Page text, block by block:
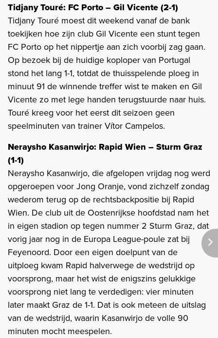
Tidjany Touré: FC Porto – Gil Vicente (2-1)
Tidjany Touré moest dit weekend vanaf de bank
toekijken hoe zijn club Gil Vicente een stunt tegen
FC Porto op het nippertje aan zich voorbij zag gaan.
Op bezoek bij de huidige koploper van Portugal
stond het lang 1-1, totdat de thuisspelende ploeg in
minuut 91 de winnende treffer wist te maken en Gil
Vicente zo met lege handen terugstuurde naar huis.
Touré kreeg voor het eerst dit seizoen geen
speelminuten van trainer Vítor Campelos.
Neraysho Kasanwirjo: Rapid Wien – Sturm Graz
(1-1)
Neraysho Kasanwirjo, die afgelopen vrijdag nog werd
opgeroepen voor Jong Oranje, vond zichzelf zondag
wederom terug op de rechtsbackpositie bij Rapid
Wien. De club uit de Oostenrijkse hoofdstad nam het
in eigen stadion op tegen nummer 2 Sturm Graz, dat
vorig jaar nog in de Europa League-poule zat bij
Feyenoord. Door een eigen doelpunt van de
uitploeg kwam Rapid halverwege de wedstrijd op
voorsprong, maar het wist de enigszins gelukkige
voorsprong niet lang te verdedigen: vier minuten
later maakt Graz de 1-1. Dat is ook meteen de uitslag
van de wedstrijd, waarin Kasanwirjo de volle 90
minuten mocht meespelen.